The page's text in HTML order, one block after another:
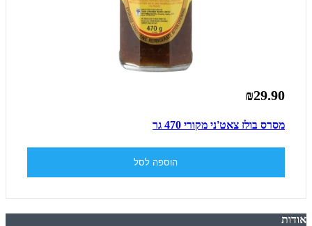
₪29.90
מסרס בולז צאט'ני מקורי 470 גר
הוספה לסל
אודות